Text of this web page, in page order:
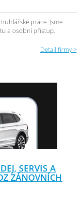
práce. Jsme
a osobní přístup.
Detail firmy >
SERVIS A
ZÁNOVNÍCH